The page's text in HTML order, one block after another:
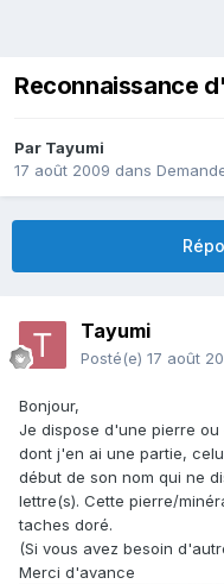
Reconnaissance
Par Tayumi
17 août 2009 dans
Tayumi
Posté(e) 17 août
Bonjour,
Je dispose d'une pierre
dont j'en ai une partie,
début de son nom qui ne
lettre(s). Cette pierre/
taches doré.
(Si vous avez besoin
Merci d'avance